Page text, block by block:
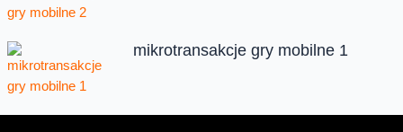
mikrotransakcje gry mobilne 1